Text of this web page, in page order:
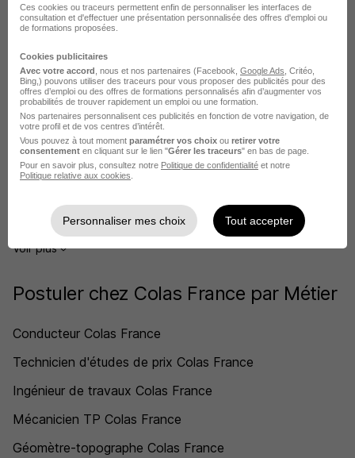
Le Recrutement chez Colas France
dans le domaine BTP
Colas France Chef de chantier
Colas France Maçon VRD
Colas France Chef de chantier VRD
Colas France Régleur d'enrobés
Colas France Conducteur de travaux bâtiment
Voir plus
Postuler chez Colas France par Métier
Conducteur Colas France
Technicien d'études de prix Colas France
Ingénieur de travaux Colas France
Mécanicien TP Colas France
Géomètre-topographe Colas France
Ces cookies ou traceurs permettent enfin de personnaliser les interfaces de
consultation et d'effectuer une présentation personnalisée des offres d'emploi ou
de formations proposées.
Cookies publicitaires
Avec votre accord , nous et nos partenaires (Facebook, Google Ads , Critéo,
Bing,) pouvons utiliser des traceurs pour vous proposer des publicités pour des
offres d’emploi ou des offres de formations personnalisés afin d’augmenter vos
probabilités de trouver rapidement un emploi ou une formation.
Nos partenaires personnalisent ces publicités en fonction de votre navigation, de
votre profil et de vos centres d’intérêt.
Vous pouvez à tout moment paramétrer vos choix ou retirer votre
consentement en cliquant sur le lien "Gérer les traceurs" en bas de page.
Pour en savoir plus, consultez notre Politique de confidentialité et notre
Politique relative aux cookies
Personnaliser mes choix Tout accepter